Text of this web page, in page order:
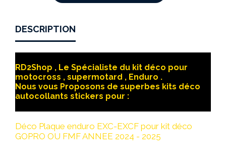
DESCRIPTION
RD2Shop , Le Spécialiste du kit déco pour
motocross , supermotard , Enduro .
Nous vous Proposons de superbes kits déco
autocollants stickers pour :
Déco Plaque enduro EXC-EXCF pour kit déco
GOPRO OU FMF ANNEE 2024 - 2025